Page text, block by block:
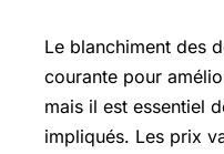
Le blanchiment des
courante pour
mais il est essentiel
impliqués. Les prix